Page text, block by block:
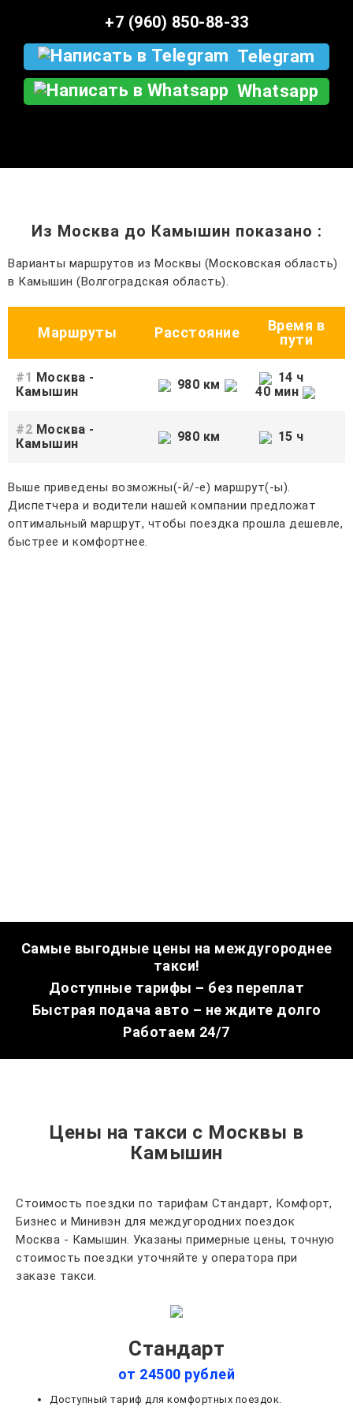
+7 (960) 850-88-33
Telegram
Whatsapp
Из Москва до Камышин показано :
Варианты маршрутов из Москвы (Московская область)
в Камышин (Волгоградская область).
Маршруты Расстояние
Время в
пути
#1 Москва -
Камышин
980 км
14 ч
40 мин
#2 Москва -
Камышин
980 км 15 ч
Выше приведены возможны(-й/-е) маршрут(-ы).
Диспетчера и водители нашей компании предложат
оптимальный маршрут, чтобы поездка прошла дешевле,
быстрее и комфортнее.
Самые выгодные цены на междугороднее
такси!
Доступные тарифы – без переплат
Быстрая подача авто – не ждите долго
Работаем 24/7
Цены на такси с Москвы в
Камышин
Стоимость поездки по тарифам Стандарт, Комфорт,
Бизнес и Минивэн для междугородних поездок
Москва - Камышин. Указаны примерные цены, точную
стоимость поездки уточняйте у оператора при
заказе такси.
Стандарт
от 24500 рублей
Доступный тариф для комфортных поездок.